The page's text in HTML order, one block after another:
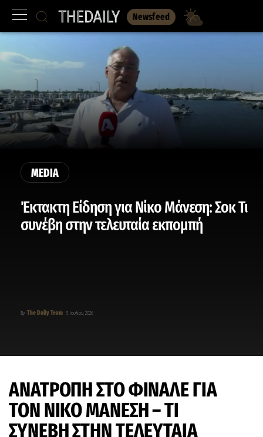
Newsfeed
MEDIA
Έκτακτη Είδηση για Νίκο Μάνεση: Σοκ Τι
συνέβη στην τελευταία εκπομπή
By The Daily Team 5 Ιουλίου, 2026
ΑΝΑΤΡΟΠΗ ΣΤΟ ΦΙΝΑΛΕ ΓΙΑ
ΤΟΝ ΝΙΚΟ ΜΑΝΕΣΗ – ΤΙ
ΣΥΝΕΒΗ ΣΤΗΝ ΤΕΛΕΥΤΑΙΑ